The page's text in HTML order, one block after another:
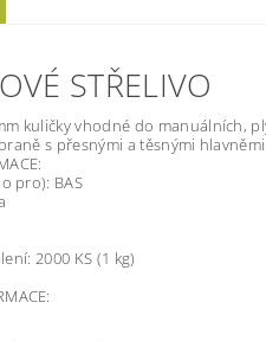
STŘELIVO
kuličky vhodné do manuálních,
s přesnými a těsnými hlavněmi.
pro): BAS
2000 KS (1 kg)